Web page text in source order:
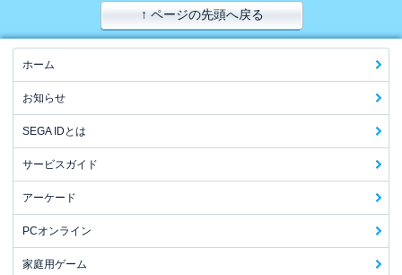
↑ ページの先頭へ戻る
ホーム
お知らせ
SEGA IDとは
サービスガイド
アーケード
PCオンライン
家庭用ゲーム